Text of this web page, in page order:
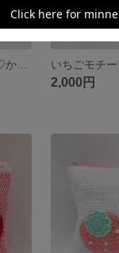
いちごモチーフが可愛い♡かぎ針編みペンポーチ
2,000円